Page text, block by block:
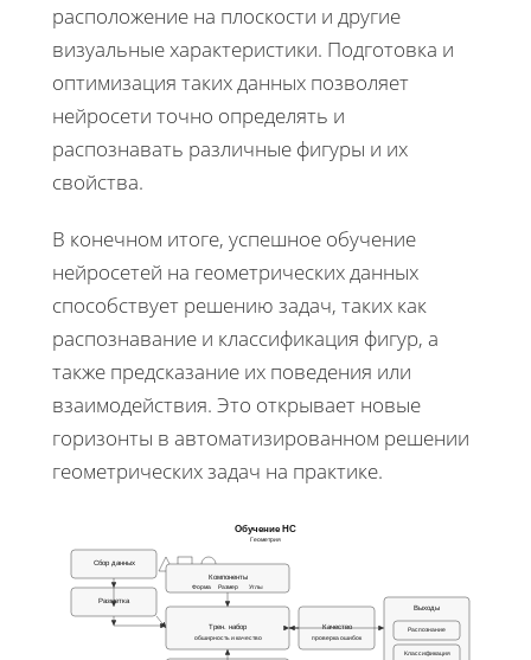
расположение на плоскости и другие
визуальные характеристики. Подготовка и
оптимизация таких данных позволяет
нейросети точно определять и
распознавать различные фигуры и их
свойства.
В конечном итоге, успешное обучение
нейросетей на геометрических данных
способствует решению задач, таких как
распознавание и классификация фигур, а
также предсказание их поведения или
взаимодействия. Это открывает новые
горизонты в автоматизированном решении
геометрических задач на практике.
Обучение НС
Геометрия
Сбор данных
Разметка
Компоненты
Форма Размер Углы
Трен. набор
обширность и качество
Качество
проверка ошибок
Выходы
Распознание
Классификация